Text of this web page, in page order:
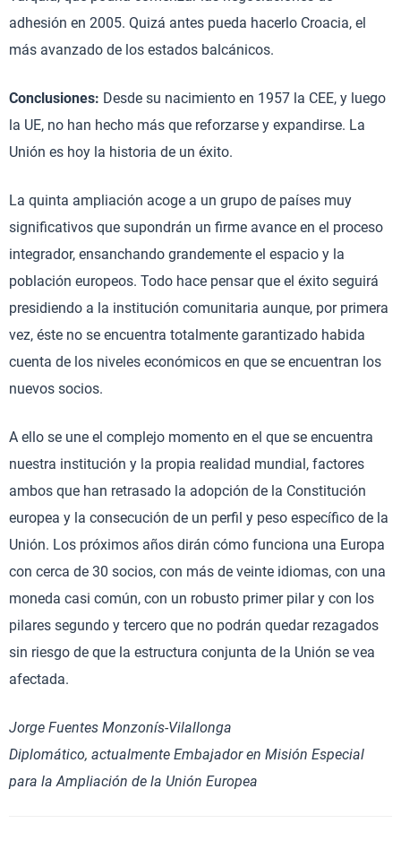
adhesión en 2005. Quizá antes pueda hacerlo Croacia, el
más avanzado de los estados balcánicos.
Conclusiones: Desde su nacimiento en 1957 la CEE, y luego
la UE, no han hecho más que reforzarse y expandirse. La
Unión es hoy la historia de un éxito.
La quinta ampliación acoge a un grupo de países muy
significativos que supondrán un firme avance en el proceso
integrador, ensanchando grandemente el espacio y la
población europeos. Todo hace pensar que el éxito seguirá
presidiendo a la institución comunitaria aunque, por primera
vez, éste no se encuentra totalmente garantizado habida
cuenta de los niveles económicos en que se encuentran los
nuevos socios.
A ello se une el complejo momento en el que se encuentra
nuestra institución y la propia realidad mundial, factores
ambos que han retrasado la adopción de la Constitución
europea y la consecución de un perfil y peso específico de la
Unión. Los próximos años dirán cómo funciona una Europa
con cerca de 30 socios, con más de veinte idiomas, con una
moneda casi común, con un robusto primer pilar y con los
pilares segundo y tercero que no podrán quedar rezagados
sin riesgo de que la estructura conjunta de la Unión se vea
afectada.
Jorge Fuentes Monzonís-Vilallonga
Diplomático, actualmente Embajador en Misión Especial
para la Ampliación de la Unión Europea